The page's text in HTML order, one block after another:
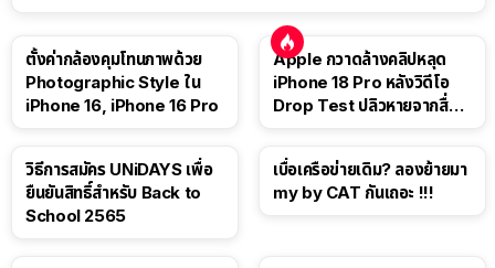
ตั้งค่ากล้องคุมโทนภาพด้วย
Photographic Style ใน
iPhone 16, iPhone 16 Pro
Apple กวาดล้างคลิปหลุด
iPhone 18 Pro หลังวิดีโอ
Drop Test ปลิวหายจากสื่อ
วิธีการสมัคร UNiDAYS เพื่อ
ยืนยันสิทธิ์สำหรับ Back to
School 2565
เบื่อเครือข่ายเดิม? ลองย้ายมา
my by CAT กันเถอะ !!!